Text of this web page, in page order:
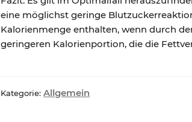
eine möglichst geringe
Kalorienmenge enthalten, wenn durch
geringeren Kalorienportion, die die
Kategorie:Allgemein